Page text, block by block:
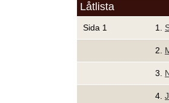
Låtlista
Sida 1 1.
2.
3.
4.